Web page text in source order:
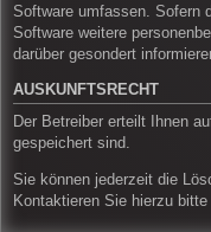
Software umfassen. Sofern
Software weitere
darüber gesondert
AUSKUNFTSRECHT
Der Betreiber erteilt Ihnen
gespeichert sind.
Sie können jederzeit die
Kontaktieren Sie hierzu bitte